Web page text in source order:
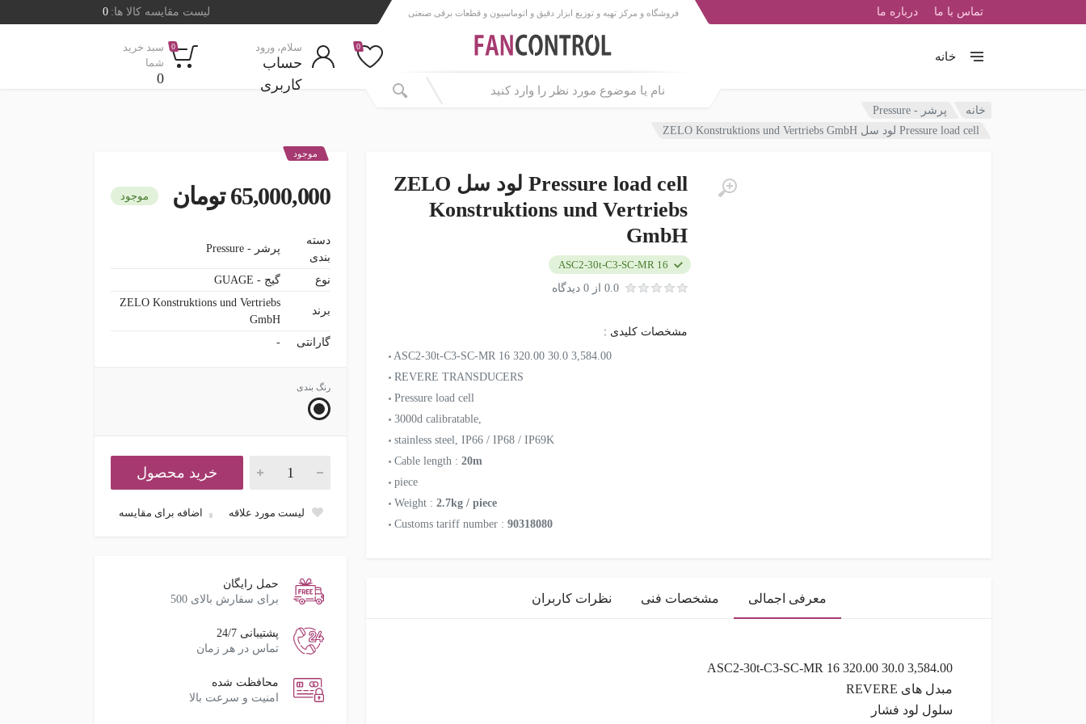
تماس با ما درباره ما لیست مقایسه کالا ها: 0
خانه
فروشگاه و مرکز تهیه و توزیع ابزار دقیق و اتوماسیون و قطعات برقی صنعتی
0 سلام، ورود
حساب
کاربری
0
سبد خرید
شما
0
خانه
پرشر - Pressure
Pressure load cell لود سل ZELO Konstruktions und Vertriebs GmbH
Pressure load cell لود سل ZELO
Konstruktions und Vertriebs
GmbH
0.0 از 0 دیدگاه
ASC2-30t-C3-SC-MR 16
مشخصات کلیدی :
ASC2-30t-C3-SC-MR 16 320.00 30.0 3,584.00
REVERE TRANSDUCERS
Pressure load cell
3000d calibratable,
stainless steel, IP66 / IP68 / IP69K
Cable length : 20m
piece
Weight : 2.7kg / piece
Customs tariff number : 90318080
موجود
65,000,000 تومان موجود
دسته
بندی
پرشر - Pressure
نوع گیج - GUAGE
برند
ZELO Konstruktions und Vertriebs
GmbH
گارانتی
-
رنگ بندی
خرید محصول
لیست مورد علاقه اضافه برای مقایسه
حمل رایگان
برای سفارش بالای 500
پشتیبانی 24/7
تماس در هر زمان
محافظت شده
امنیت و سرعت بالا
معرفی اجمالی مشخصات فنی نظرات کاربران
ASC2-30t-C3-SC-MR 16 320.00 30.0 3,584.00
مبدل های REVERE
سلول لود فشار